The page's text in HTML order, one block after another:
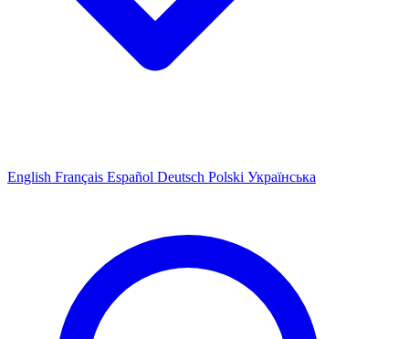
English Français Español Deutsch Polski Українська